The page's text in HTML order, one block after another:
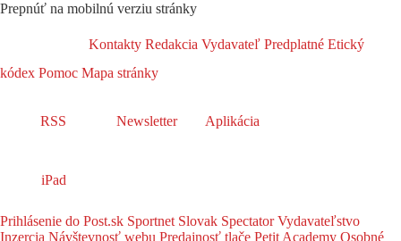
Prepnúť na mobilnú verziu stránky
Kontakty Redakcia Vydavateľ Predplatné Etický
kódex Pomoc Mapa stránky
RSS Newsletter Aplikácia
iPad
Prihlásenie do Post.sk Sportnet Slovak SpectatorVydavateľstvo
Inzercia Návštevnosť webu Predajnosť tlače Petit Academy Osobné